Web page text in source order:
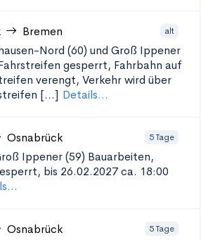
Bremen alt
Nord (60) und Groß Ippener
gesperrt, Fahrbahn auf
verengt, Verkehr wird über
[...] Details...
Osnabrück 5 Tage
Ippener (59) Bauarbeiten,
bis 26.02.2027 ca. 18:00
Osnabrück 5 Tage